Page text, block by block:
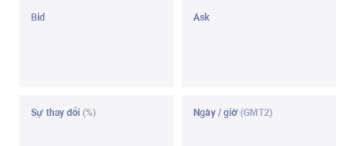
Bid Ask
Sự thay đổi (%) Ngày / giờ (GMT2)